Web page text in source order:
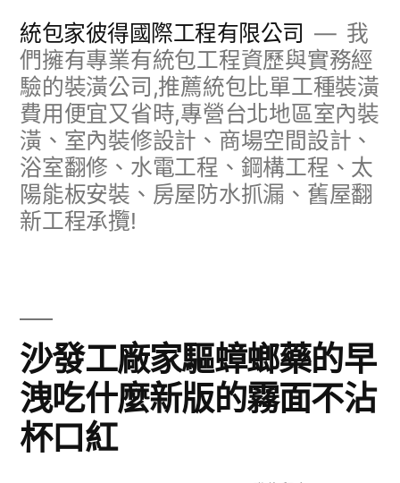
統包家彼得國際工程有限公司
我
們擁有專業有統包工程資歷與實務經
驗的裝潢公司,推薦統包比單工種裝潢
費用便宜又省時,專營台北地區室內裝
潢、室內裝修設計、商場空間設計、
浴室翻修、水電工程、鋼構工程、太
陽能板安裝、房屋防水抓漏、舊屋翻
新工程承攬!
沙發工廠家驅蟑螂藥的早
洩吃什麼新版的霧面不沾
杯口紅